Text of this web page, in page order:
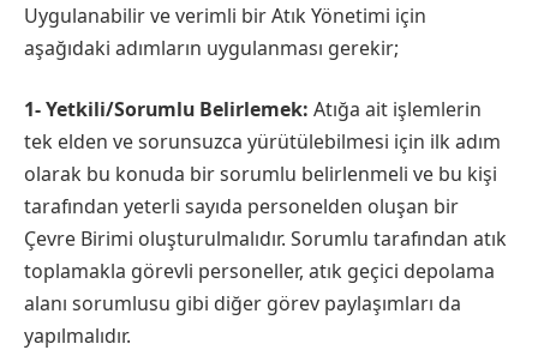
Uygulanabilir ve verimli bir Atık Yönetimi için
aşağıdaki adımların uygulanması gerekir;
1- Yetkili/Sorumlu Belirlemek: Atığa ait işlemlerin
tek elden ve sorunsuzca yürütülebilmesi için ilk adım
olarak bu konuda bir sorumlu belirlenmeli ve bu kişi
tarafından yeterli sayıda personelden oluşan bir
Çevre Birimi oluşturulmalıdır. Sorumlu tarafından atık
toplamakla görevli personeller, atık geçici depolama
alanı sorumlusu gibi diğer görev paylaşımları da
yapılmalıdır.